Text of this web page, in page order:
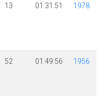
13 01:31:51 1978
52 01:49:56 1956